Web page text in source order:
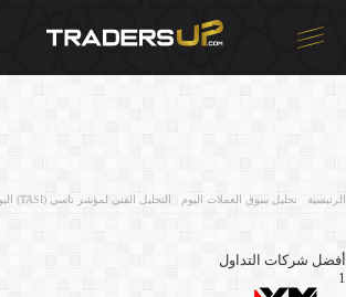
الرئيسية تحليل سوق العملات اليوم التحليل الفني لمؤشر تاسي (TASI) اليوم
أفضل شركات التداول
1